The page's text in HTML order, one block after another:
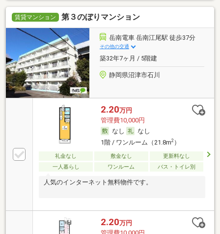
賃貸マンション 第３のぼりマンション
岳南電車 岳南江尾駅 徒歩37分
その他の交通
築32年7ヶ月 / 5階建
静岡県沼津市石川
2.20万円
管理費10,000円
なし
なし
1階 / ワンルーム（21.8m2）
礼金なし 敷金なし
更新料なし
一人暮らし
ワンルーム バス・トイレ別
人気のインターネット無料物件です。
2.20万円